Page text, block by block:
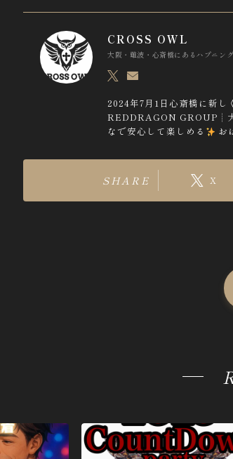
CROSS OWL
大阪・難波・心斎橋にあるハプニン
2024年7月1日心斎橋に新し
REDDRAGON GROUP┊︎
なで安心して楽しめる
お
SHARE X